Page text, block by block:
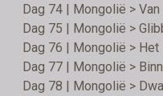
Dag 74 | Mongolië >
Dag 75 | Mongolië >
Dag 76 | Mongolië >
Dag 77 | Mongolië >
Dag 78 | Mongolië >